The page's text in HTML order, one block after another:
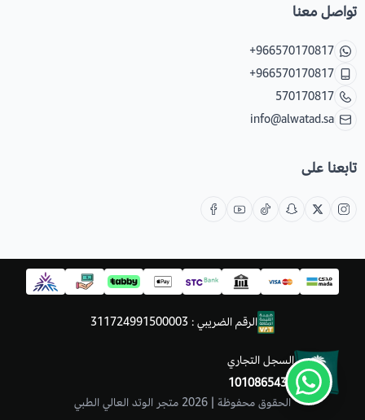
تواصل معنا
+966570170817
+966570170817
570170817
info@alwatad.sa
تابعنا على
الحقوق محفوظة | 2026 متجر الوتد العالي الطبي
السجل التجاري
1010865430
الرقم الضريبي : 311724991500003